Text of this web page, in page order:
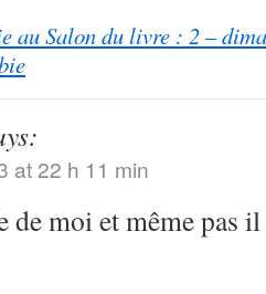
au Salon du livre : 2 –
at 22 h 11 min
de moi et même pas